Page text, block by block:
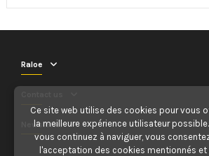
Raloe
Newsletter
Ce site web utilise des cookies pour vous
la meilleure expérience utilisateur
vous continuez à naviguer, vous
l'acceptation des cookies mentionnés et